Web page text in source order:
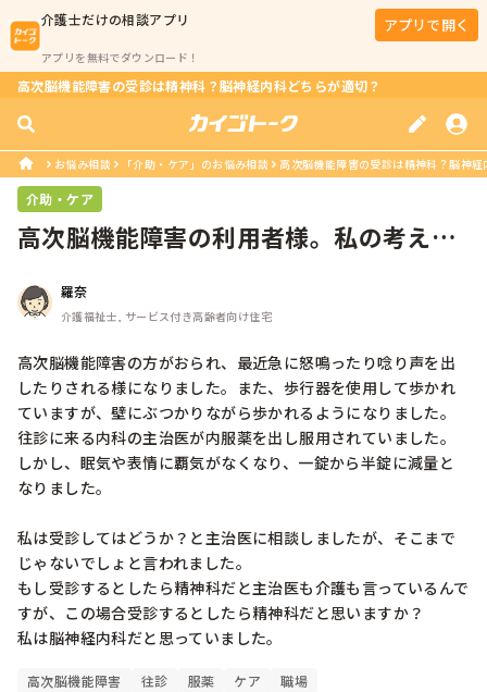
介護士だけの相談アプリ
アプリを無料でダウンロード！
アプリで開く
高次脳機能障害の受診は精神科？脳神経内科どちらが適切？
お悩み相談 「介助・ケア」のお悩み相談 高次脳機能障害の受診は精神科？脳神
介助・ケア
高次脳機能障害の利用者様。私の考えが
羅奈
介護福祉士, サービス付き高齢者向け住宅
高次脳機能障害の方がおられ、最近急に怒鳴ったり唸り声を出
したりされる様になりました。また、歩行器を使用して歩かれ
ていますが、壁にぶつかりながら歩かれるようになりました。
往診に来る内科の主治医が内服薬を出し服用されていました。
しかし、眠気や表情に覇気がなくなり、一錠から半錠に減量と
なりました。
私は受診してはどうか？と主治医に相談しましたが、そこまで
じゃないでしょと言われました。
もし受診するとしたら精神科だと主治医も介護も言っているんで
すが、この場合受診するとしたら精神科だと思いますか？
私は脳神経内科だと思っていました。
高次脳機能障害 往診 服薬 ケア 職場